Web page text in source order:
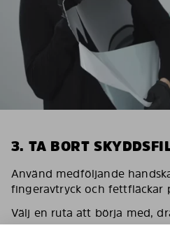
3. TA BORT
Använd medföljande
fingeravtryck och fettfläckar
Välj en ruta att börja med,
skyddsfilmen för att